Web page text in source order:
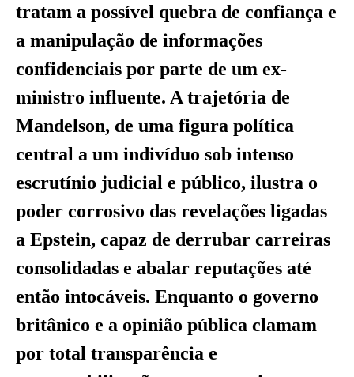
tratam a possível quebra de confiança e
a manipulação de informações
confidenciais por parte de um ex-
ministro influente. A trajetória de
Mandelson, de uma figura política
central a um indivíduo sob intenso
escrutínio judicial e público, ilustra o
poder corrosivo das revelações ligadas
a Epstein, capaz de derrubar carreiras
consolidadas e abalar reputações até
então intocáveis. Enquanto o governo
britânico e a opinião pública clamam
por total transparência e